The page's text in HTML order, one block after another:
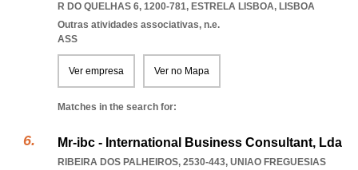
R DO QUELHAS 6, 1200-781, ESTRELA LISBOA, LISBOA
Outras atividades associativas, n.e.
ASS
Ver empresa Ver no Mapa
Matches in the search for:
Mr-ibc - International Business Consultant, Lda
RIBEIRA DOS PALHEIROS, 2530-443, UNIAO FREGUESIAS